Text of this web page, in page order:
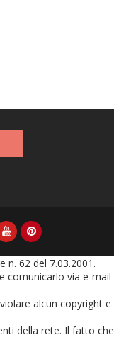
62 del 7.03.2001.
comunicarlo via e-mail
alcun copyright e
della rete. Il fatto che